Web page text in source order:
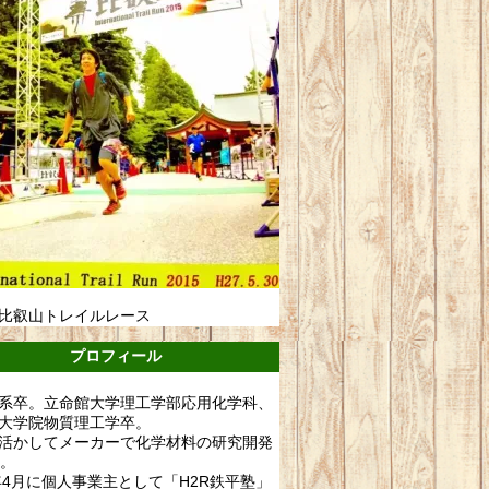
叡山トレイルレース
プロフィール
卒。立命館大学理工学部応用化学科、
学院物質理工学卒。
かしてメーカーで化学材料の研究開発
月に個人事業主として「H2R鉄平塾」